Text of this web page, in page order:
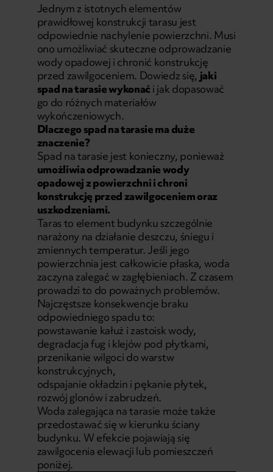
Jednym z istotnych elementów
prawidłowej konstrukcji tarasu jest
odpowiednie nachylenie powierzchni. Musi
ono umożliwiać skuteczne odprowadzanie
wody opadowej i chronić konstrukcję
przed zawilgoceniem. Dowiedz się, jaki
spad na tarasie wykonać i jak dopasować
go do różnych materiałów
wykończeniowych.
Dlaczego spad na tarasie ma duże
znaczenie?
Spad na tarasie jest konieczny, ponieważ
umożliwia odprowadzanie wody
opadowej z powierzchni i chroni
konstrukcję przed zawilgoceniem oraz
uszkodzeniami.
Taras to element budynku szczególnie
narażony na działanie deszczu, śniegu i
zmiennych temperatur. Jeśli jego
powierzchnia jest całkowicie płaska, woda
zaczyna zalegać w zagłębieniach. Z czasem
prowadzi to do poważnych problemów.
Najczęstsze konsekwencje braku
odpowiedniego spadu to:
powstawanie kałuż i zastoisk wody,
degradacja fug i klejów pod płytkami,
przenikanie wilgoci do warstw
konstrukcyjnych,
odspajanie okładzin i pękanie płytek,
rozwój glonów i zabrudzeń.
Woda zalegająca na tarasie może także
przedostawać się w kierunku ściany
budynku. W efekcie pojawiają się
zawilgocenia elewacji lub pomieszczeń
poniżej.